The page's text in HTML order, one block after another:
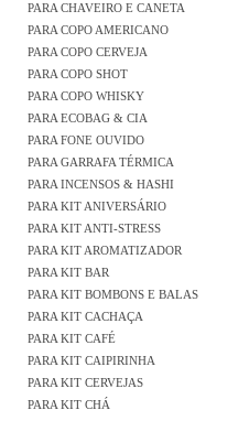
PARA CHAVEIRO E CANETA
PARA COPO AMERICANO
PARA COPO CERVEJA
PARA COPO SHOT
PARA COPO WHISKY
PARA ECOBAG & CIA
PARA FONE OUVIDO
PARA GARRAFA TÉRMICA
PARA INCENSOS & HASHI
PARA KIT ANIVERSÁRIO
PARA KIT ANTI-STRESS
PARA KIT AROMATIZADOR
PARA KIT BAR
PARA KIT BOMBONS E BALAS
PARA KIT CACHAÇA
PARA KIT CAFÉ
PARA KIT CAIPIRINHA
PARA KIT CERVEJAS
PARA KIT CHÁ